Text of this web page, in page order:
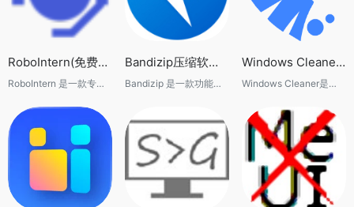
RoboIntern(免费RPA自动化软件)
RoboIntern 是一款专注于自动化和任务调度的工具，特别适用于处理重复性办公任务。它提供了一个直观且美观的用户界面，使用户能够轻松摆脱繁琐的手动操作。无论是日常报告生成、数据传输，还是邮件发送，RoboIntern 都能帮助用户实现自动化操作，堪称用户的“私人实习生”。
Bandizip压缩软件：免费高速解压缩工具推荐
Bandizip 是一款功能强大且操作简单的压缩软件，无论是日常文件管理、软件下载解压还是项目打包，都能够提供稳定可靠的体验。凭借高速、轻量和良好的兼容性，Bandizip 已经成为许多 Windows 用户常用的压缩工具之一。
Windows Cleaner(免费系统清理与优化工具)
​Windows Cleaner是一款专为Windows系统设计的开源免费系统清理与优化工具。它能够帮助用户快速清理系统中的垃圾文件、临时文件、浏览器缓存、无效注册表项等，从而释放硬盘空间，提升系统运行速度。Windows Cleaner以其简洁直观的界面、全面的清理功能以及显著的性能提升效果，受到了广大用户的喜爱和认可。